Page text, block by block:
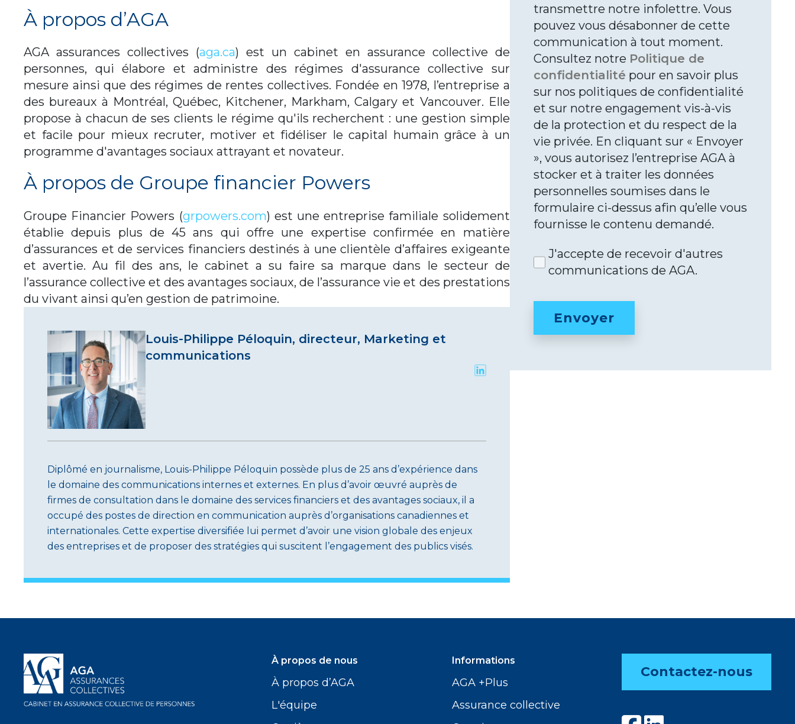
À propos d’AGA
AGA assurances collectives (aga.ca) est un cabinet en assurance collective de
personnes, qui élabore et administre des régimes d'assurance collective sur
mesure ainsi que des régimes de rentes collectives. Fondée en 1978, l’entreprise a
des bureaux à Montréal, Québec, Kitchener, Markham, Calgary et Vancouver. Elle
propose à chacun de ses clients le régime qu'ils recherchent : une gestion simple
et facile pour mieux recruter, motiver et fidéliser le capital humain grâce à un
programme d'avantages sociaux attrayant et novateur.
À propos de Groupe financier Powers
Groupe Financier Powers (grpowers.com) est une entreprise familiale solidement
établie depuis plus de 45 ans qui offre une expertise confirmée en matière
d’assurances et de services financiers destinés à une clientèle d’affaires exigeante
et avertie. Au fil des ans, le cabinet a su faire sa marque dans le secteur de
l’assurance collective et des avantages sociaux, de l’assurance vie et des prestations
du vivant ainsi qu’en gestion de patrimoine.
Louis-Philippe Péloquin, directeur, Marketing et
communications
Diplômé en journalisme, Louis-Philippe Péloquin possède plus de 25 ans d’expérience dans
le domaine des communications internes et externes. En plus d’avoir œuvré auprès de
firmes de consultation dans le domaine des services financiers et des avantages sociaux, il a
occupé des postes de direction en communication auprès d’organisations canadiennes et
internationales. Cette expertise diversifiée lui permet d’avoir une vision globale des enjeux
des entreprises et de proposer des stratégies qui suscitent l’engagement des publics visés.
transmettre notre infolettre. Vous
pouvez vous désabonner de cette
communication à tout moment.
Consultez notre Politique de
confidentialité pour en savoir plus
sur nos politiques de confidentialité
et sur notre engagement vis-à-vis
de la protection et du respect de la
vie privée. En cliquant sur « Envoyer
», vous autorisez l’entreprise AGA à
stocker et à traiter les données
personnelles soumises dans le
formulaire ci-dessus afin qu’elle vous
fournisse le contenu demandé.
J'accepte de recevoir d'autres
communications de AGA.
À propos de nous
À propos d’AGA
L'équipe
Informations
AGA +Plus
Assurance collective
Contactez-nous